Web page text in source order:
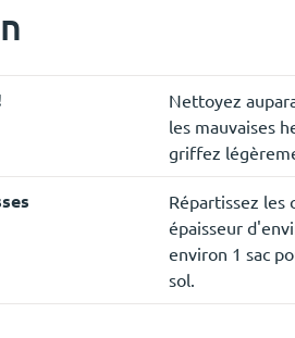
Nettoyez
les mauvaises
griffez
Répartissez les
épaisseur
environ 1 sac
sol.